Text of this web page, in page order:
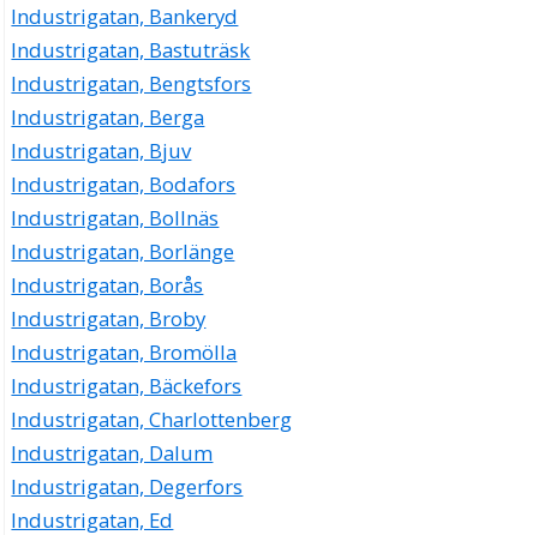
Industrigatan, Bankeryd
Industrigatan, Bastuträsk
Industrigatan, Bengtsfors
Industrigatan, Berga
Industrigatan, Bjuv
Industrigatan, Bodafors
Industrigatan, Bollnäs
Industrigatan, Borlänge
Industrigatan, Borås
Industrigatan, Broby
Industrigatan, Bromölla
Industrigatan, Bäckefors
Industrigatan, Charlottenberg
Industrigatan, Dalum
Industrigatan, Degerfors
Industrigatan, Ed